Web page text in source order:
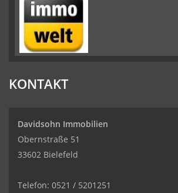
KONTAKT
Davidsohn Immobilien
Obernstraße 51
33602 Bielefeld
Telefon: 0521 / 5201251